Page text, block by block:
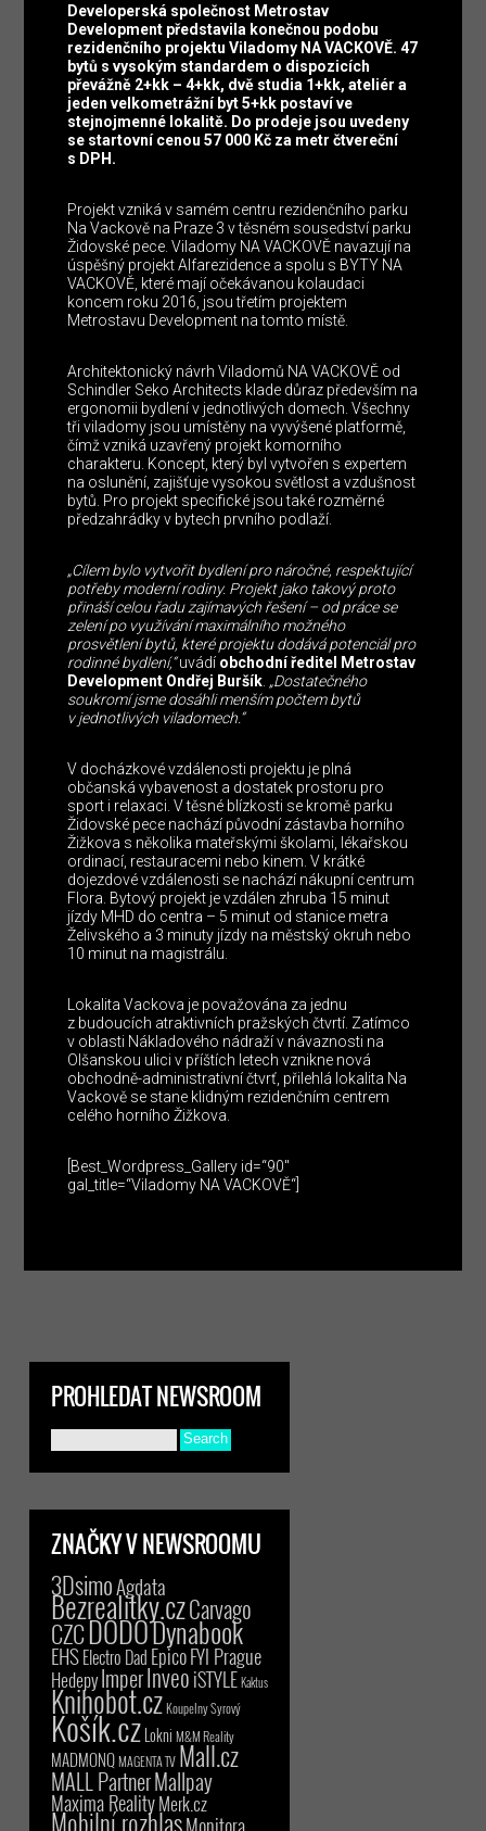
Developerská společnost Metrostav
Development představila konečnou podobu
rezidenčního projektu Viladomy NA VACKOVĚ. 47
bytů s vysokým standardem o dispozicích
převážně 2+kk – 4+kk, dvě studia 1+kk, ateliér a
jeden velkometrážní byt 5+kk postaví ve
stejnojmenné lokalitě. Do prodeje jsou uvedeny
se startovní cenou 57 000 Kč za metr čtvereční
s DPH.
Projekt vzniká v samém centru rezidenčního parku
Na Vackově na Praze 3 v těsném sousedství parku
Židovské pece. Viladomy NA VACKOVĚ navazují na
úspěšný projekt Alfarezidence a spolu s BYTY NA
VACKOVĚ, které mají očekávanou kolaudaci
koncem roku 2016, jsou třetím projektem
Metrostavu Development na tomto místě.
Architektonický návrh Viladomů NA VACKOVĚ od
Schindler Seko Architects klade důraz především na
ergonomii bydlení v jednotlivých domech. Všechny
tři viladomy jsou umístěny na vyvýšené platformě,
čímž vzniká uzavřený projekt komorního
charakteru. Koncept, který byl vytvořen s expertem
na oslunění, zajišťuje vysokou světlost a vzdušnost
bytů. Pro projekt specifické jsou také rozměrné
předzahrádky v bytech prvního podlaží.
„Cílem bylo vytvořit bydlení pro náročné, respektující
potřeby moderní rodiny. Projekt jako takový proto
přináší celou řadu zajímavých řešení – od práce se
zelení po využívání maximálního možného
prosvětlení bytů, které projektu dodává potenciál pro
rodinné bydlení,“uvádí obchodní ředitel Metrostav
Development Ondřej Buršík „Dostatečného
soukromí jsme dosáhli menším počtem bytů
v jednotlivých viladomech.“
V docházkové vzdálenosti projektu je plná
občanská vybavenost a dostatek prostoru pro
sport i relaxaci. V těsné blízkosti se kromě parku
Židovské pece nachází původní zástavba horního
Žižkova s několika mateřskými školami, lékařskou
ordinací, restauracemi nebo kinem. V krátké
dojezdové vzdálenosti se nachází nákupní centrum
Flora. Bytový projekt je vzdálen zhruba 15 minut
jízdy MHD do centra – 5 minut od stanice metra
Želivského a 3 minuty jízdy na městský okruh nebo
10 minut na magistrálu.
Lokalita Vackova je považována za jednu
z budoucích atraktivních pražských čtvrtí. Zatímco
v oblasti Nákladového nádraží v návaznosti na
Olšanskou ulici v příštích letech vznikne nová
obchodně-administrativní čtvrť, přilehlá lokalita Na
Vackově se stane klidným rezidenčním centrem
celého horního Žižkova.
[Best_Wordpress_Gallery id=“90″
gal_title=“Viladomy NA VACKOVĚ“]
PROHLEDAT NEWSROOM
ZNAČKY V NEWSROOMU
3DsimoAgdata
Bezrealitky.czCarvago
CZCDODODynabook
EHSElectro Dad EpicoFYI Prague
HedepyImperInveoiSTYLE Kaktus
Knihobot.czKoupelny Syrový
Košík.czLokni M&M Reality
MADMONQMAGENTA TV Mall.cz
MALL PartnerMallpay
Maxima RealityMerk.cz
Mobilní rozhlasMonitora